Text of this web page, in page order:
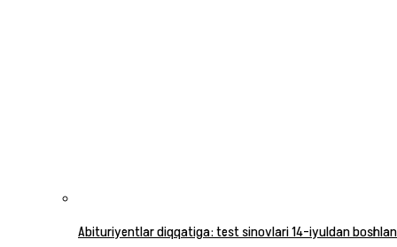
Abituriyentlar diqqatiga: test sinovlari 14-iyuldan